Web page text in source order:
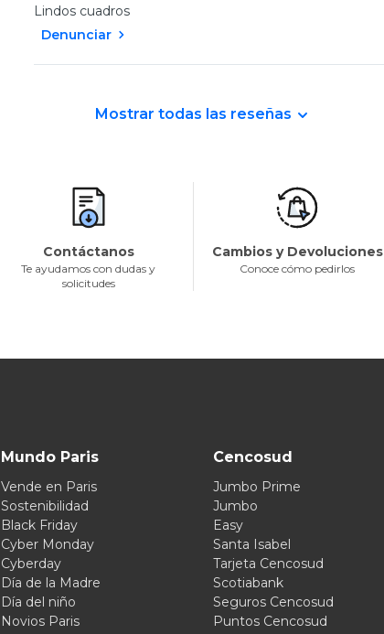
Lindos cuadros
Denunciar
Mostrar todas las reseñas
Contáctanos
Te ayudamos con dudas y
solicitudes
Cambios y Devoluciones
Conoce cómo pedirlos
Mundo Paris
Vende en Paris
Sostenibilidad
Black Friday
Cyber Monday
Cyberday
Día de la Madre
Día del niño
Novios Paris
Cencosud
Jumbo Prime
Jumbo
Easy
Santa Isabel
Tarjeta Cencosud
Scotiabank
Seguros Cencosud
Puntos Cencosud